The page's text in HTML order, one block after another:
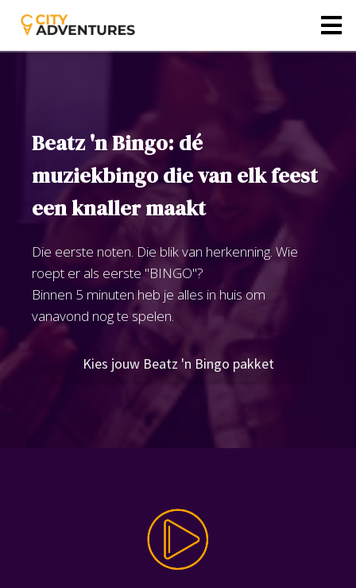
Beatz 'n Bingo: dé
muziekbingo die van elk feest
een knaller maakt
Die eerste noten. Die blik van herkenning. Wie
roept er als eerste "BINGO"?
Binnen 5 minuten heb je alles in huis om
vanavond nog te spelen.
Kies jouw Beatz 'n Bingo pakket